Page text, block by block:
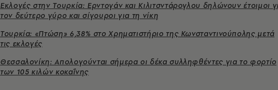
Εκλογές στην Τουρκία: Ερντογάν και Κιλιτσντάρογλου δηλώνουν έτοιμοι
τον δεύτερο γύρο και σίγουροι για τη νίκη
Τουρκία: «Πτώση» 6,38% στο Χρηματιστήριο της Κωνσταντινούπολης μετά
τις εκλογές
Θεσσαλονίκη: Απολογούνται σήμερα οι δέκα συλληφθέντες για το φορτίο
των 105 κιλών κοκαΐνης